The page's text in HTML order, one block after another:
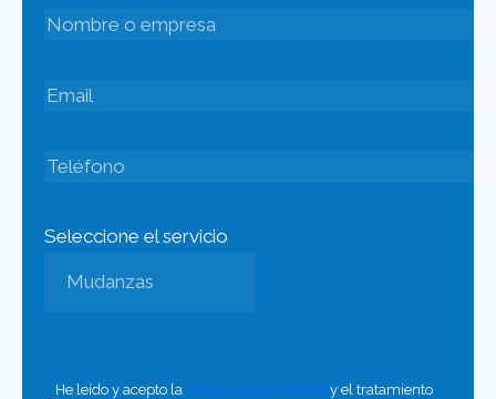
Seleccione el servicio
He leído y acepto la política de privacidad y el tratamiento